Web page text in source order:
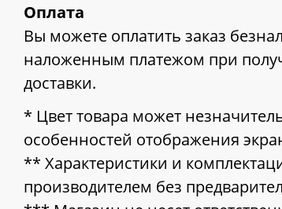
Оплата
Вы можете оплатить заказ
наложенным платежом при
доставки.
* Цвет товара может
особенностей отображения
** Характеристики и
производителем без